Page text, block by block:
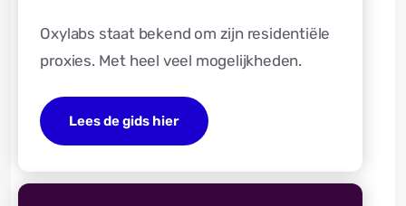
Oxylabs staat bekend om zijn residentiële
proxies. Met heel veel mogelijkheden.
Lees de gids hier